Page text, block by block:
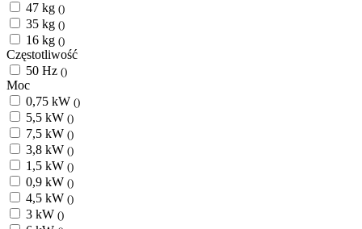
47 kg ()
35 kg ()
16 kg ()
Częstotliwość
50 Hz ()
Moc
0,75 kW ()
5,5 kW ()
7,5 kW ()
3,8 kW ()
1,5 kW ()
0,9 kW ()
4,5 kW ()
3 kW ()